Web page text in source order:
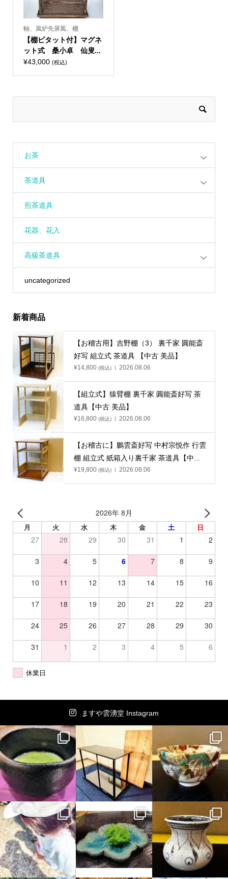
軸、風炉先屏風、棚
【棚ピタット付】マグネ
ット式 桑小卓 仙叟...
¥43,000 (税込)
お茶
茶道具
煎茶道具
花器、花入
高級茶道具
uncategorized
新着商品
【お稽古用】吉野棚（3） 裏千家 圓能斎
好写 組立式 茶道具 【中古 美品】
¥14,800 (税込) 2026.08.06
【組立式】猿臂棚 裏千家 圓能斎好写 茶
道具【中古 美品】
¥16,800 (税込) 2026.08.06
【お稽古に】鵬雲斎好写 中村宗悦作 行雲
棚 組立式 紙箱入り裏千家 茶道具【中...
¥19,800 (税込) 2026.08.06
2026年 8月
月 火 水 木 金 土 日
27 28 29 30 31 1 2
3 4 5 6 7 8 9
10 11 12 13 14 15 16
17 18 19 20 21 22 23
24 25 26 27 28 29 30
31 1 2 3 4 5 6
休業日
ますや雲湧堂 Instagram